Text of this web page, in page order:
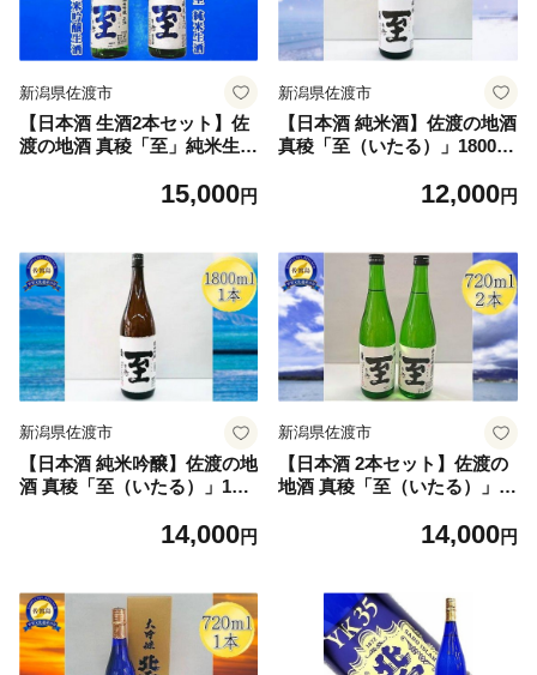
新潟県佐渡市
【日本酒 生酒2本セット】佐
渡の地酒 真稜「至」純米生酒
蔵 逸見酒造 | 新潟の地酒 佐
酒 日本酒 お酒 酒 さけ 四合
瓶 飲みくらべ にいがた さど
新潟県 佐渡市
15,000円
新潟県佐渡市
【日本酒 純米酒】佐渡の地酒
真稜「至（いたる）」1800ml
地酒 佐渡日本酒 純米酒 清酒
ギフト 贈答 にいがた さど 新
潟県 佐渡市
12,000円
新潟県佐渡市
【日本酒 純米吟醸】佐渡の地
酒 真稜「至（いたる）」180
渡の地酒 佐渡日本酒 純米吟
酌 ギフト 贈答 にいがた さど
新潟県 佐渡市
14,000円
新潟県佐渡市
【日本酒 2本セット】佐渡の
地酒 真稜「至（いたる）」純
酒造 | 新潟の地酒 佐渡の地酒
け 四合瓶 飲みくらべ 晩酌 ギ
フト にいがた さど 新潟県 佐
14,000円